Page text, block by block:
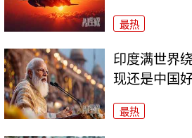
最热
印度满世界
现还是中国好
最热